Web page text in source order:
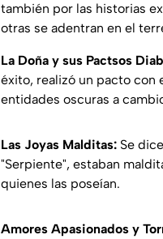
también por las historias
otras se adentran en el
La Doña y sus Pactsos
éxito, realizó un pacto con
entidades oscuras a
Las Joyas Malditas: Se
"Serpiente", estaban
quienes las poseían.
Amores Apasionados y